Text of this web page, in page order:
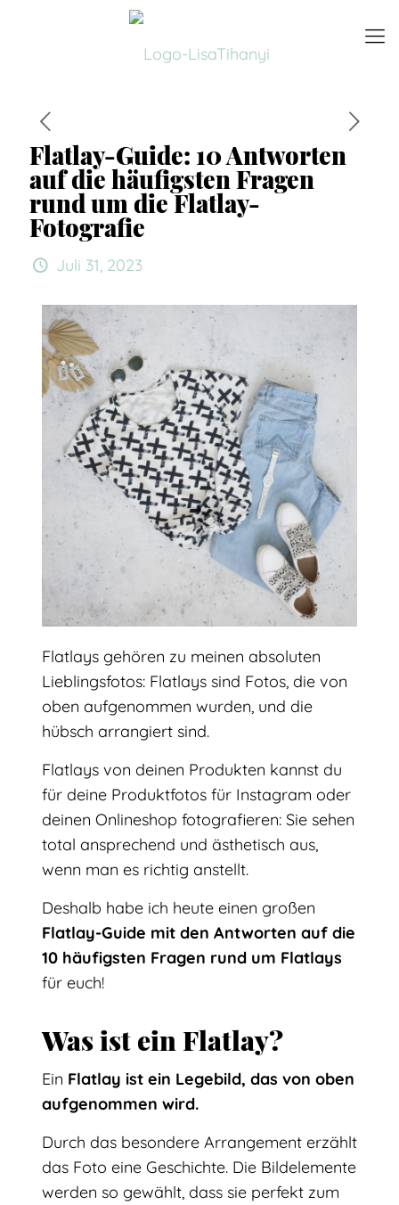
Flatlay-Guide: 10 Antworten
auf die häufigsten Fragen
rund um die Flatlay-
Fotografie
Juli 31, 2023
Flatlays gehören zu meinen absoluten
Lieblingsfotos: Flatlays sind Fotos, die von
oben aufgenommen wurden, und die
hübsch arrangiert sind.
Flatlays von deinen Produkten kannst du
für deine Produktfotos für Instagram oder
deinen Onlineshop fotografieren: Sie sehen
total ansprechend und ästhetisch aus,
wenn man es richtig anstellt.
Deshalb habe ich heute einen großen
Flatlay-Guide mit den Antworten auf die
10 häufigsten Fragen rund um Flatlays
für euch!
Was ist ein Flatlay?
Ein Flatlay ist ein Legebild, das von oben
aufgenommen wird.
Durch das besondere Arrangement erzählt
das Foto eine Geschichte. Die Bildelemente
werden so gewählt, dass sie perfekt zum